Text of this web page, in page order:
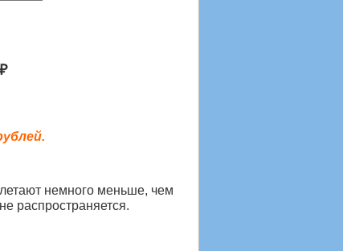
немного меньше, чем
распространяется.